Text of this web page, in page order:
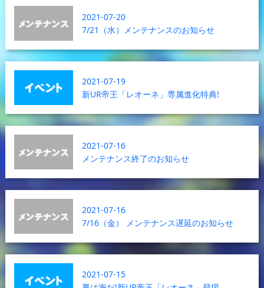
2021-07-20
7/21（水）メンテナンスのお知らせ
2021-07-19
新UR帝王「レオーネ」専属進化特典!
2021-07-16
メンテナンス終了のお知らせ
2021-07-16
7/16（金） メンテナンス遅延のお知らせ
2021-07-15